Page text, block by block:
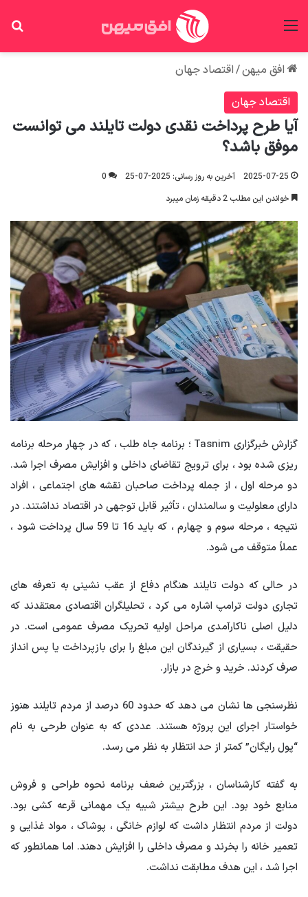
افق میهن/اقتصاد جهان
اقتصاد جهان
آیا طرح پرداخت نقدی دولت تایلند می توانست
موفق باشد؟
2025-07-25 آخرین به روز رسانی: 2025-07-25
0
خواندن این مطلب 2 دقیقه زمان میبرد
گزارش خبرگزاری Tasnim ؛ برنامه جاه طلب ، که در چهار مرحله برنامه
ریزی شده بود ، برای ترویج تقاضای داخلی و افزایش مصرف اجرا شد.
دو مرحله اول ، از جمله پرداخت صاحبان نقشه های اجتماعی ، افراد
دارای معلولیت و سالمندان ، تأثیر قابل توجهی در اقتصاد نداشتند. در
نتیجه ، مرحله سوم و چهارم ، که باید 16 تا 59 سال پرداخت شود ،
عملاً متوقف می شود.
در حالی که دولت تایلند هنگام دفاع از عقب نشینی به تعرفه های
تجاری دولت ترامپ اشاره می کرد ، تحلیلگران اقتصادی معتقدند که
دلیل اصلی ناکارآمدی مراحل اولیه تحریک مصرف عمومی است. در
حقیقت ، بسیاری از گیرندگان این مبلغ را برای بازپرداخت یا پس انداز
صرف کردند. خرید و خرج در بازار.
نظرسنجی ها نشان می دهد که حدود 60 درصد از مردم تایلند هنوز
خواستار اجرای این پروژه هستند. عددی که به عنوان طرحی به نام
“پول رایگان” کمتر از حد انتظار به نظر می رسد.
به گفته کارشناسان ، بزرگترین ضعف برنامه نحوه طراحی و فروش
منابع خود بود. این طرح بیشتر شبیه یک مهمانی قرعه کشی بود.
دولت از مردم انتظار داشت که لوازم خانگی ، پوشاک ، مواد غذایی و
تعمیر خانه را بخرند و مصرف داخلی را افزایش دهند. اما همانطور که
اجرا شد ، این هدف مطابقت نداشت.